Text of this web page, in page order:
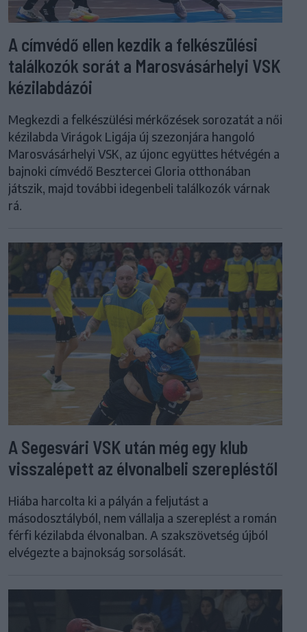
A címvédő ellen kezdik a felkészülési
találkozók sorát a Marosvásárhelyi VSK
kézilabdázói
Megkezdi a felkészülési mérkőzések sorozatát a női
kézilabda Virágok Ligája új szezonjára hangoló
Marosvásárhelyi VSK, az újonc együttes hétvégén a
bajnoki címvédő Besztercei Gloria otthonában
játszik, majd további idegenbeli találkozók várnak
rá.
A Segesvári VSK után még egy klub
visszalépett az élvonalbeli szerepléstől
Hiába harcolta ki a pályán a feljutást a
másodosztályból, nem vállalja a szereplést a román
férfi kézilabda élvonalban. A szakszövetség újból
elvégezte a bajnokság sorsolását.